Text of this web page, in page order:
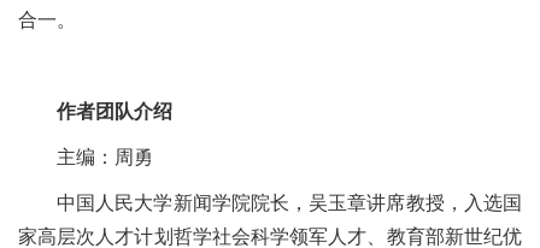
合一。
作者团队介绍
主编：周勇
中国人民大学新闻学院院长，吴玉章讲席教授，入选国
家高层次人才计划哲学社会科学领军人才、教育部新世纪优